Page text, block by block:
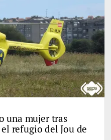
una mujer tras
refugio del Jou de